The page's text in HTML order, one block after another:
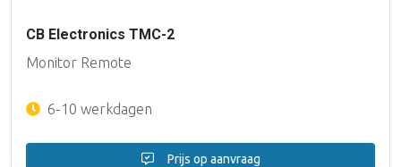
CB Electronics TMC-2
Monitor Remote
6-10 werkdagen
Prijs op aanvraag